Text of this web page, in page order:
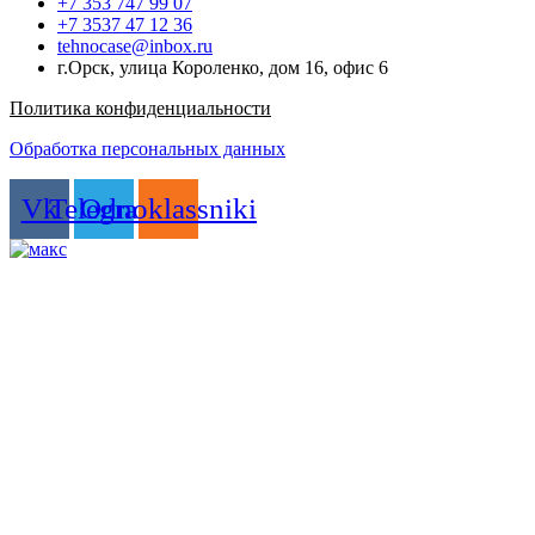
+7 3537 47 12 36
tehnocase@inbox.ru
г.Орск, улица Короленко, дом 16, офис 6
Политика конфиденциальности
Обработка персональных данных
VkTelegram
Odnoklassniki